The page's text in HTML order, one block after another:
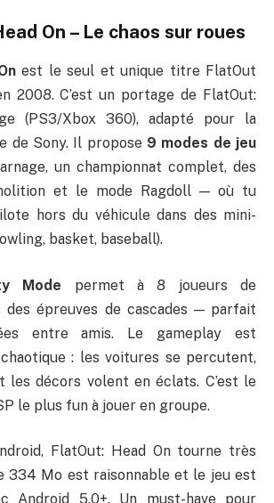
On – Le chaos sur roues
est le seul et unique titre FlatOut
2008. C’est un portage de FlatOut:
(PS3/Xbox 360), adapté pour la
de Sony. Il propose 9 modes de jeu
un championnat complet, des
et le mode Ragdoll — où tu
hors du véhicule dans des mini-
basket, baseball).
Mode permet à 8 joueurs de
des épreuves de cascades — parfait
entre amis. Le gameplay est
: les voitures se percutent,
les décors volent en éclats. C’est le
le plus fun à jouer en groupe.
FlatOut: Head On tourne très
334 Mo est raisonnable et le jeu est
Android 5.0+. Un must-have pour